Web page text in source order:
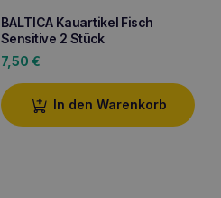
BALTICA Kauartikel Fisch
Sensitive 2 Stück
7,50 €
In den Warenkorb